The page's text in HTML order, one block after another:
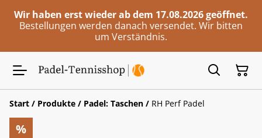
Wir haben erst wieder ab dem 17.08.2026 geöffnet.
Bestellungen werden danach versendet. Wir bitten
um Verständnis.
Start / Produkte / Padel: Taschen / RH Perf Padel
%